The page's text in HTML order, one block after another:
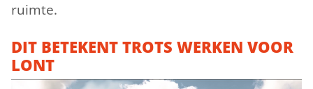
ruimte.
DIT BETEKENT TROTS WERKEN VOOR
LONT